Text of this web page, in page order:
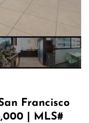
Francisco
| MLS#